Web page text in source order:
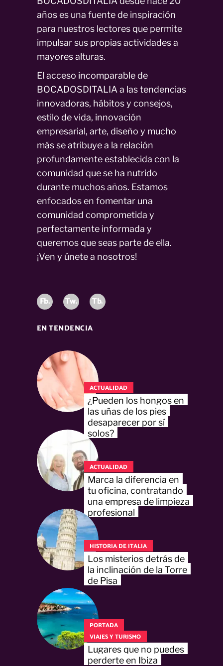
años es una fuente de inspiración
para nuestros lectores que permite
impulsar sus propias actividades a
mayores alturas.
El acceso incomparable de
BOCADOSDITALIA a las tendencias
innovadoras, hábitos y consejos,
estilo de vida, innovación
empresarial, arte, diseño y mucho
más se atribuye a la relación
profundamente establecida con la
comunidad que se ha nutrido
durante muchos años. Estamos
enfocados en fomentar una
comunidad comprometida y
perfectamente informada y
queremos que seas parte de ella.
¡Ven y únete a nosotros!
Fb. Tw. Tb.
EN TENDENCIA
ACTUALIDAD
¿Pueden los hongos en
las uñas de los pies
desaparecer por sí
solos?
ACTUALIDAD
Marca la diferencia en
tu oficina, contratando
una empresa de limpieza
profesional
HISTORIA DE ITALIA
Los misterios detrás de
la inclinación de la Torre
de Pisa
PORTADA
VIAJES Y TURISMO
Lugares que no puedes
perderte en Ibiza